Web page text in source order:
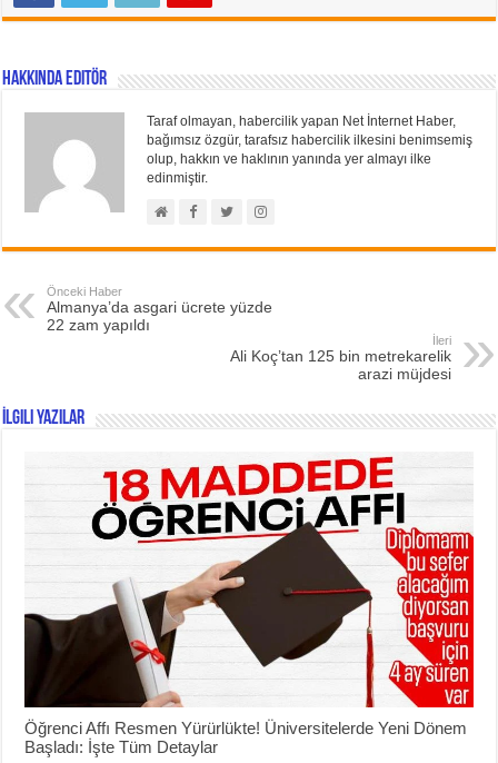
Hakkında Editör
Taraf olmayan, habercilik yapan Net İnternet Haber,
bağımsız özgür, tarafsız habercilik ilkesini benimsemiş
olup, hakkın ve haklının yanında yer almayı ilke
edinmiştir.
Önceki Haber
Almanya’da asgari ücrete yüzde
22 zam yapıldı
İleri
Ali Koç’tan 125 bin metrekarelik
arazi müjdesi
İlgili Yazılar
Öğrenci Affı Resmen Yürürlükte! Üniversitelerde Yeni Dönem
Başladı: İşte Tüm Detaylar